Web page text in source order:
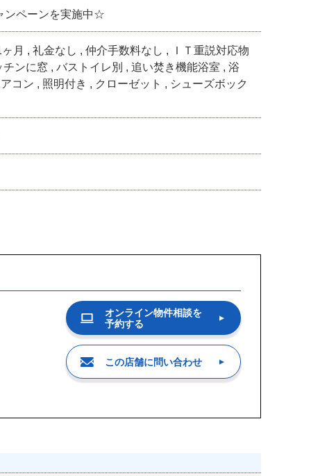
ンペーンを実施中☆
月 , 礼金なし , 仲介手数料なし , ＩＴ重説対応物
ンに窓 , バストイレ別 , 追い焚き機能浴室 , 浴
コン , 照明付き , クローゼット , シューズボック
オンライン物件相談を
予約する